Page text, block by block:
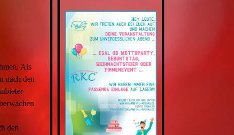
Als
nach den
den